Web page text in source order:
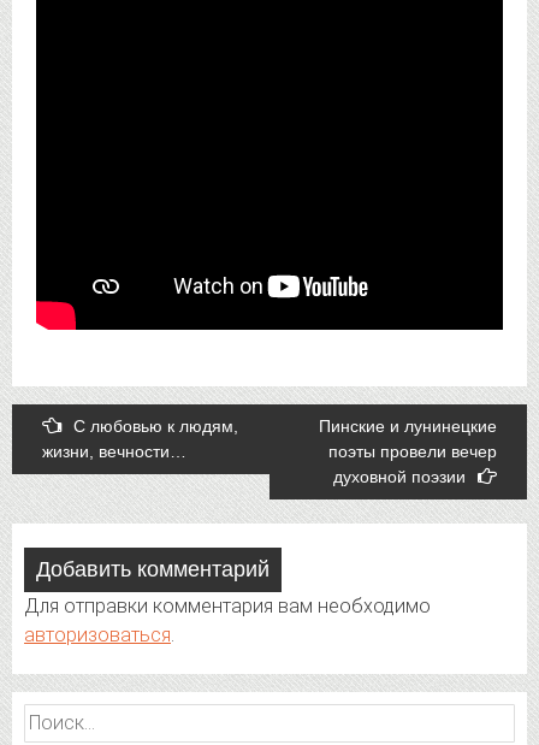
Post
navigation
С любовью к людям,
жизни, вечности…
Пинские и лунинецкие
поэты провели вечер
духовной поэзии
Добавить комментарий
Для отправки комментария вам необходимо
авторизоваться
Найти: